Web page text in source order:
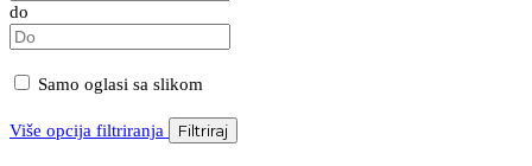
do
Samo oglasi sa slikom
Više opcija filtriranja Filtriraj